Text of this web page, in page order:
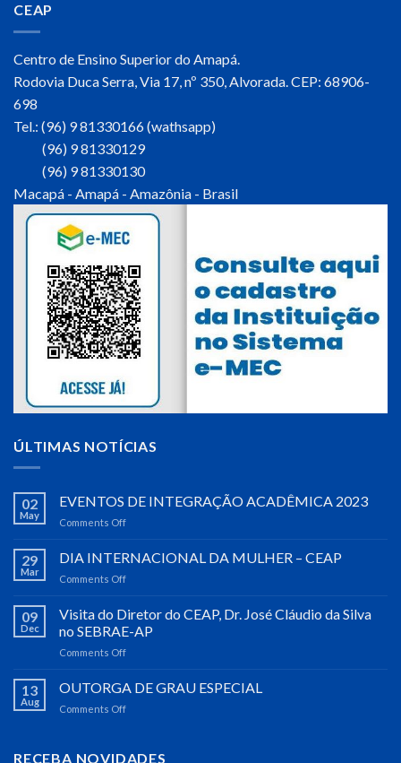
CEAP
Centro de Ensino Superior do Amapá.
Rodovia Duca Serra, Via 17, nº 350, Alvorada. CEP: 68906-
698
Tel.: (96) 9 81330166 (wathsapp)
(96) 9 81330129
(96) 9 81330130
Macapá - Amapá - Amazônia - Brasil
ÚLTIMAS NOTÍCIAS
02
May
EVENTOS DE INTEGRAÇÃO ACADÊMICA 2023
Comments Off
DE
29
Mar
DIA INTERNACIONAL DA MULHER – CEAP
Comments Off
INTERNACIONAL
DA
MULHER
09
Dec
Visita do Diretor do CEAP, Dr. José Cláudio da Silva
no SEBRAE-AP
Comments Off
do
José
13
Aug
OUTORGA DE GRAU ESPECIAL
Comments Off
GRAU
RECEBA NOVIDADES